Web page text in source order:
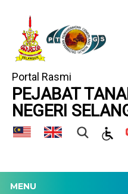
Portal Rasmi
PEJABAT
NEGERI
MENU